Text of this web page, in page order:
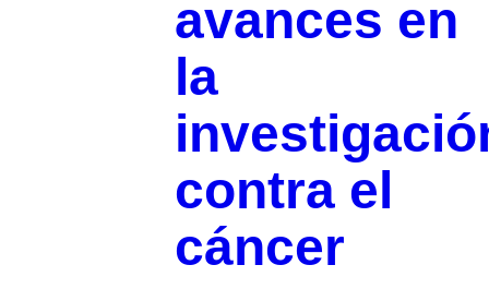
avances en
la
contra el
cáncer